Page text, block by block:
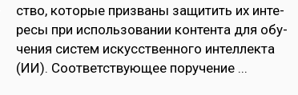
ство, ко­торые приз­ва­ны за­щитить их ин­те­
ресы при ис­поль­зо­вании кон­тен­та для обу­
чения сис­тем ис­кусс­твен­но­го ин­тел­лек­та
(ИИ). Соот­ветс­твую­щее по­руче­ние ...